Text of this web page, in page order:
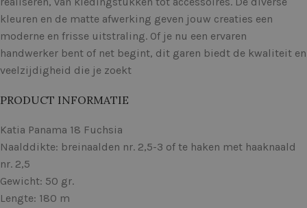
kleuren en de matte afwerking geven jouw creaties een
moderne en frisse uitstraling. Of je nu een ervaren
handwerker bent of net begint, dit garen biedt de kwaliteit en
veelzijdigheid die je zoekt
PRODUCT INFORMATIE
Katia Panama 18 Fuchsia
Naalddikte: breinaalden nr. 2,5-3 of te haken met haaknaald
nr. 2,5
Gewicht: 50 gr.
Lengte: 180 m